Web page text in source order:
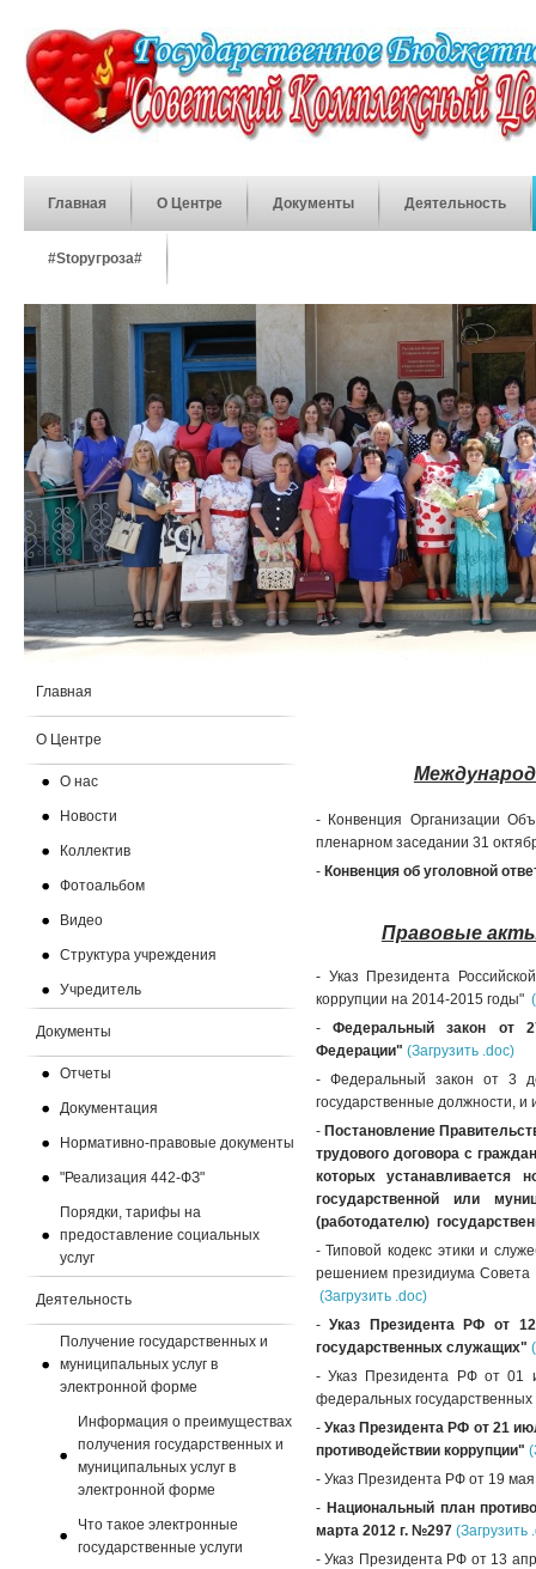
Главная О Центре Документы Деятельность
#Stopугроза#
- Конвенция Организации
пленарном заседании 31
- Конвенция об уголовной
Правовые
- Указ Президента
коррупции на 2014-2015 годы"
-Федеральный закон от
Федерации" (Загрузить .doc)
- Федеральный закон от 3
государственные должности,
- Постановление
трудового договора с
которых
государственной или
(работодателю)
- Типовой кодекс этики и
решением президиума Совета
(Загрузить .doc)
-Указ Президента РФ от
государственных служащих"
- Указ Президента РФ от 01
федеральных
- Указ Президента РФ от 21
противодействии коррупции"
- Указ Президента РФ от 19
- Национальный план
марта 2012 г. №297 (Загрузить
- Указ Президента РФ от 13
Главная
О Центре
О нас
Новости
Коллектив
Фотоальбом
Видео
Структура учреждения
Учредитель
Документы
Отчеты
Документация
Нормативно-правовые документы
"Реализация 442-ФЗ"
Порядки, тарифы на
предоставление социальных
услуг
Деятельность
Получение государственных и
муниципальных услуг в
электронной форме
Информация о преимуществах
получения государственных и
муниципальных услуг в
электронной форме
Что такое электронные
государственные услуги